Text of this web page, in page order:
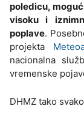
poledicu,
visoku i
poplave.
projekta
nacionalna
vremenske
DHMZ tako